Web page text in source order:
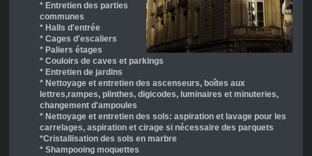
* Entretien des parties
communes
* Halls d'entrée
* Cages d'escaliers
* Paliers étages
* Couloirs de caves et parkings
* Entretien de jardins
* Nettoyage et entretien des ascenseurs, boîtes aux
lettres,rampes, plinthes, digicodes, luminaires et minuteries,
changement d'ampoules
* Nettoyage et entretien des sols: aspiration et lavage pour les
carrelages, aspiration et cirage si nécessaire des parquets
*Cristallisation des sols en marbre
* Shampooing moquettes